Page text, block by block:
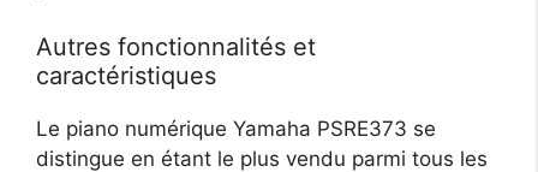
Autres fonctionnalités et
caractéristiques
Le piano numérique Yamaha PSRE373 se
distingue en étant le plus vendu parmi tous les